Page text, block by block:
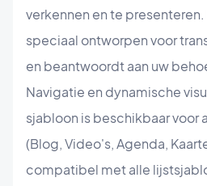
verkennen en te
speciaal ontworpen voor
en beantwoordt aan uw
Navigatie en dynamische
sjabloon is beschikbaar voor
(Blog, Video's, Agenda,
compatibel met alle